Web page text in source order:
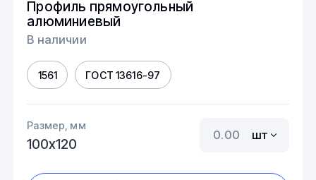
Профиль прямоугольный
алюминиевый
В наличии
1561 ГОСТ 13616-97
Размер, мм
100х120
шт